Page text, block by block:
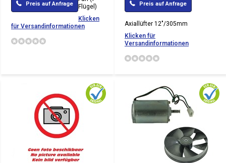
Preis auf Anfrage
Flügel)
Klicken
für Versandinformationen
Preis auf Anfrage
Axiallüfter 12"/305mm
Klicken für
Versandinformationen